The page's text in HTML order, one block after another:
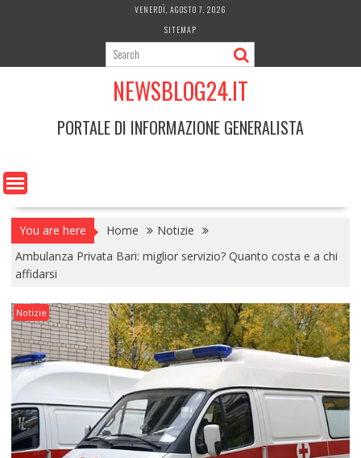
VENERDÌ, AGOSTO 7, 2026
SITEMAP
NEWSBLOG24.IT
PORTALE DI INFORMAZIONE GENERALISTA
You are here Home
Notizie
Ambulanza Privata Bari: miglior servizio? Quanto costa e a chi
affidarsi
Notizie